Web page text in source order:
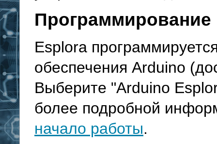
Программирование
Esplora
обеспечения Arduino
Выберите "Arduino
более подробной
начало работы.